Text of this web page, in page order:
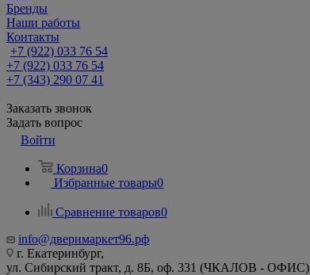
Бренды
Наши работы
Контакты
+7 (922) 033 76 54
+7 (922) 033 76 54
+7 (343) 290 07 41
Заказать звонок
Задать вопрос
Войти
Корзина0
Избранные товары0
Сравнение товаров0
info@дверимаркет96.рф
г. Екатеринбург,
ул. Сибирский тракт, д. 8Б, оф. 331 (ЧКАЛОВ - ОФИС)